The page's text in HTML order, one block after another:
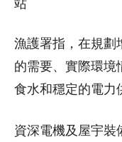
漁護署指，在規劃
的需要、實際環境
食水和穩定的電力
資深電機及屋宇裝